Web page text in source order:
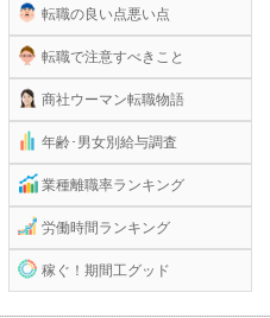
転職の良い点悪い点
転職で注意すべきこと
商社ウーマン転職物語
年齢･男女別給与調査
業種離職率ランキング
労働時間ランキング
稼ぐ！期間工グッド